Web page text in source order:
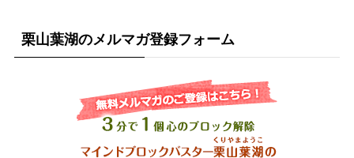
栗山葉湖のメルマガ登録フォーム